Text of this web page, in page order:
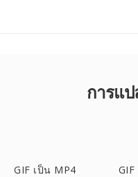
การแป
GIF เป็น MP4 GIF